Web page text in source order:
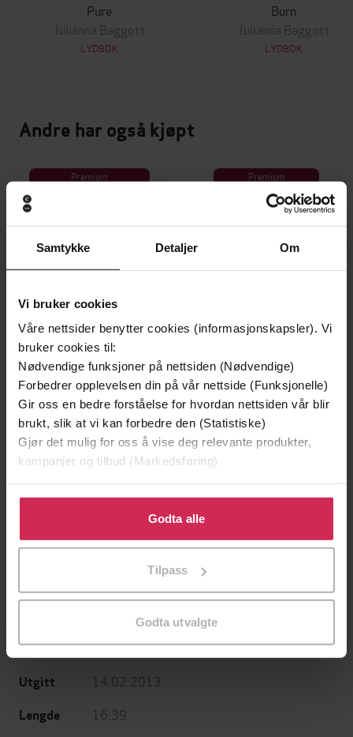
Samtykke Detaljer Om
Vi bruker cookies
Våre nettsider benytter cookies (informasjonskapsler). Vi
bruker cookies til:
Nødvendige funksjoner på nettsiden (Nødvendige)
Forbedrer opplevelsen din på vår nettside (Funksjonelle)
Gir oss en bedre forståelse for hvordan nettsiden vår blir
brukt, slik at vi kan forbedre den (Statistiske)
Gjør det mulig for oss å vise deg relevante produkter,
kampanjer og tilbud (Markedsføring)
Klikk på «Godta alle» for å gi oss ditt samtykke til å
bruke cookies for alle disse formålene. Du kan også
tilpasse ditt samtykke til spesifikke formål ved å klikke
Godta alle
Tilpass
Godta utvalgte
Pure
Julianna Baggott
LYDBOK
Burn
Julianna Baggott
LYDBOK
Andre har også kjøpt
Premium
199,-
Minnesota
Jo Nesbø
Premium
Første gang på tilbud
Utskudd
Jørn Lier Horst
(innleser),Kevin T Collins
(innleser),Khristine Hvam(innleser),Pierce
Cravens(innleser)
Forlag Headline
Utgitt 14.02.2013
Lengde 16:39